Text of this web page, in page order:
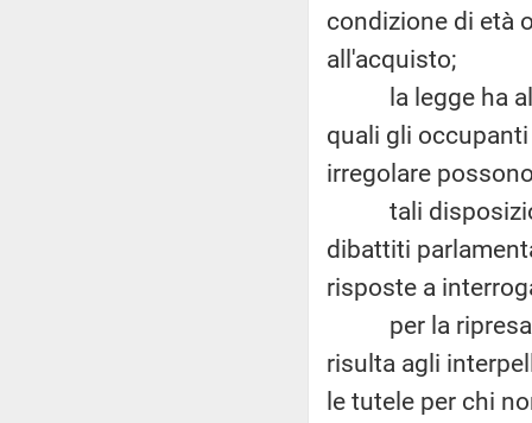
condizione di età
all'acquisto;
la legge ha
quali gli
irregolare
tali disposizioni
dibattiti
risposte a
per la ripresa
risulta agli
le tutele per chi